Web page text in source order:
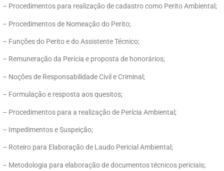
– Procedimentos para realização de cadastro como Perito Ambiental;
– Procedimentos de Nomeação do Perito;
– Funções do Perito e do Assistente Técnico;
– Remuneração da Perícia e proposta de honorários;
– Noções de Responsabilidade Civil e Criminal;
– Formulação e resposta aos quesitos;
– Procedimentos para a realização de Perícia Ambiental;
– Impedimentos e Suspeição;
– Roteiro para Elaboração de Laudo Pericial Ambiental;
– Metodologia para elaboração de documentos técnicos periciais;